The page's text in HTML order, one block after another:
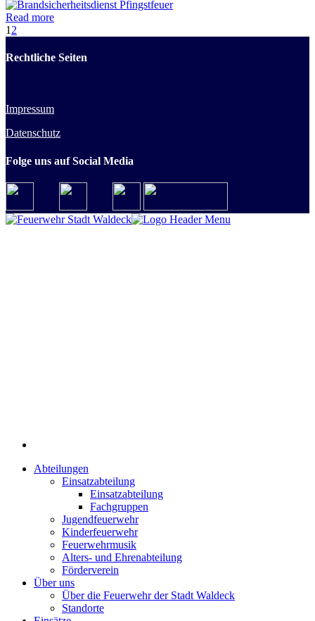
Read more
1 2
Rechtliche Seiten
Impressum
Datenschutz
Folge uns auf Social Media
Abteilungen
Einsatzabteilung
Einsatzabteilung
Fachgruppen
Jugendfeuerwehr
Kinderfeuerwehr
Feuerwehrmusik
Alters- und Ehrenabteilung
Förderverein
Über uns
Über die Feuerwehr der Stadt Waldeck
Standorte